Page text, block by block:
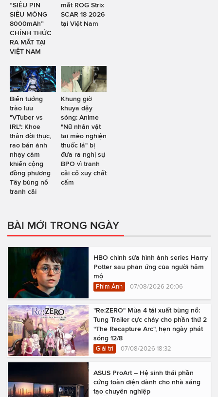
“SIÊU PIN
SIÊU MỎNG
8000mAh”
CHÍNH THỨC
RA MẮT TẠI
VIỆT NAM
mắt ROG Strix
SCAR 18 2026
tại Việt Nam
Biến tướng
trào lưu
"VTuber vs
IRL": Khoe
thân đời thực,
rao bán ảnh
nhạy cảm
khiến cộng
đồng phương
Tây bùng nổ
tranh cãi
Khung giờ
khuya dậy
sóng: Anime
"Nữ nhân vật
tai mèo nghiện
thuốc lá" bị
đưa ra nghị sự
BPO vì tranh
cãi cổ xuy chất
cấm
BÀI MỚI TRONG NGÀY
HBO chỉnh sửa hình ảnh series Harry
Potter sau phản ứng của người hâm
mộ
Phim Ảnh 07/08/2026 20:06
"Re:ZERO" Mùa 4 tái xuất bùng nổ:
Tung Trailer cực cháy cho phần thứ 2
"The Recapture Arc", hẹn ngày phát
sóng 12/8
Giải trí 07/08/2026 18:32
ASUS ProArt – Hệ sinh thái phần
cứng toàn diện dành cho nhà sáng
tạo chuyên nghiệp